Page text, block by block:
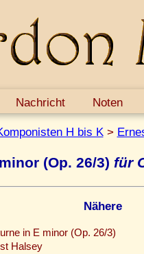
Nachricht Noten
H bis K>
(Op. 26/3) für
Nähere
in E minor (Op. 26/3)
Halsey